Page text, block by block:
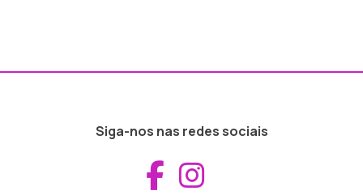
Siga-nos nas redes sociais
Aceder ao